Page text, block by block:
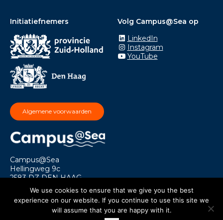
Initiatiefnemers
Algemene voorwaarden
Volg Campus@Sea op
LinkedIn
Instagram
YouTube
Campus@Sea
Hellingweg 9c
2583 DZ DEN HAAG
info@campusatsea.nl
We use cookies to ensure that we give you the best
experience on our website. If you continue to use this site we
will assume that you are happy with it.